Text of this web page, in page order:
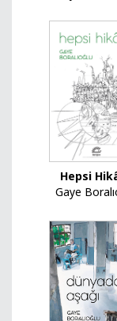
Hepsi
Gaye